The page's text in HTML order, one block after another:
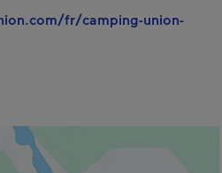
fr/camping-union-
hyperlien s'ouvrira dans une